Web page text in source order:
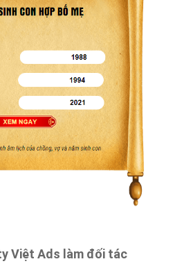
Việt Ads làm đối tác